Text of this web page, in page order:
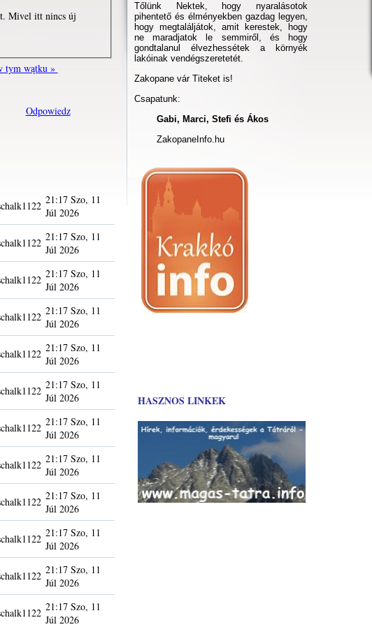
Mivel itt nincs új
tym wątku »
Odpowiedz
21:17 Szo, 11
Júl 2026
21:17 Szo, 11
Júl 2026
21:17 Szo, 11
Júl 2026
21:17 Szo, 11
Júl 2026
21:17 Szo, 11
Júl 2026
21:17 Szo, 11
Júl 2026
21:17 Szo, 11
Júl 2026
21:17 Szo, 11
Júl 2026
21:17 Szo, 11
Júl 2026
21:17 Szo, 11
Júl 2026
21:17 Szo, 11
Júl 2026
21:17 Szo, 11
Júl 2026
Tőlünk Nektek, hogy nyaralásotok
pihentető és élményekben gazdag legyen,
hogy megtaláljátok, amit kerestek, hogy
ne maradjatok le semmiről, és hogy
gondtalanul élvezhessétek a környék
lakóinak vendégszeretetét.
Zakopane vár Titeket is!
Csapatunk:
Gabi, Marci, Stefi és Ákos
ZakopaneInfo.hu
HASZNOS LINKEK